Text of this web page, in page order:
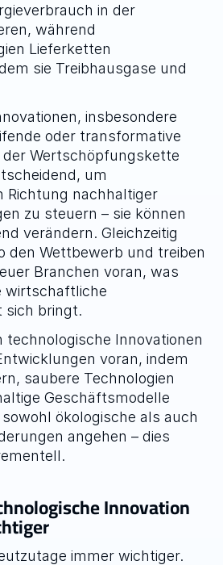
in der
während
Lieferketten
sie Treibhausgase und
insbesondere
oder transformative
der Wertschöpfungskette
um
Richtung nachhaltiger
zu steuern – sie können
verändern. Gleichzeitig
den Wettbewerb und treiben
Branchen voran, was
wirtschaftliche
sich bringt.
technologische Innovationen
voran, indem
saubere Technologien
Geschäftsmodelle
ökologische als auch
angehen – dies
Innovation
immer wichtiger.